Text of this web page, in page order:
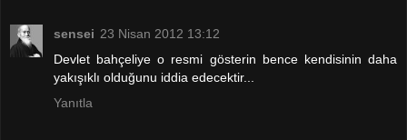
sensei 23 Nisan 2012 13:12
Devlet bahçeliye o resmi gösterin bence kendisinin daha
yakışıklı olduğunu iddia edecektir...
Yanıtla